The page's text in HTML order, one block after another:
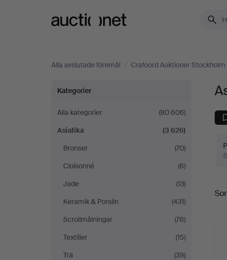
Alla avslutade föremål / Crafoord Auktioner Stockholm
Asiatika
på
Crafoord
Auktioner
Stockholm
Kategorier
Alla kategorier
(80 606)
Asiatika
(3 626)
Bronser
(70)
Cloisonné
(6)
Jade
(13)
Keramik & Porslin
(431)
Scrollmålningar
(76)
Textilier
(15)
Trä
(39)